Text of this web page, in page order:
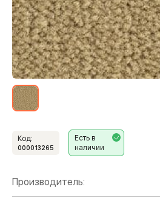
Код:
000013265
Есть в
наличии
Производитель: